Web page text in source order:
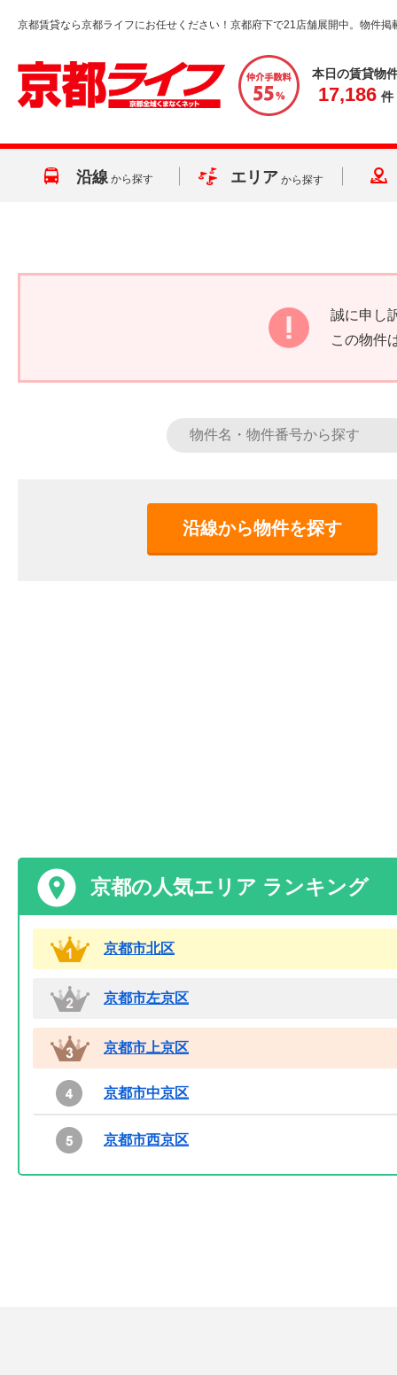
京都賃貸なら京都ライフにお任せください！京都府下で21店舗展開中。物件掲
本日の賃貸物
17,186 件
沿線 から探す エリア から探す
誠に申し
この物件
沿線から物件を探す
京都の人気エリア ランキング
京都市北区
京都市左京区
京都市上京区
京都市中京区
京都市西京区